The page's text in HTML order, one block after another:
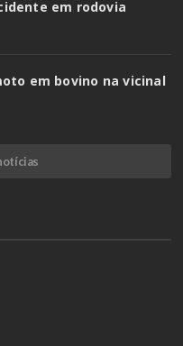
em rodovia
em bovino na vicinal